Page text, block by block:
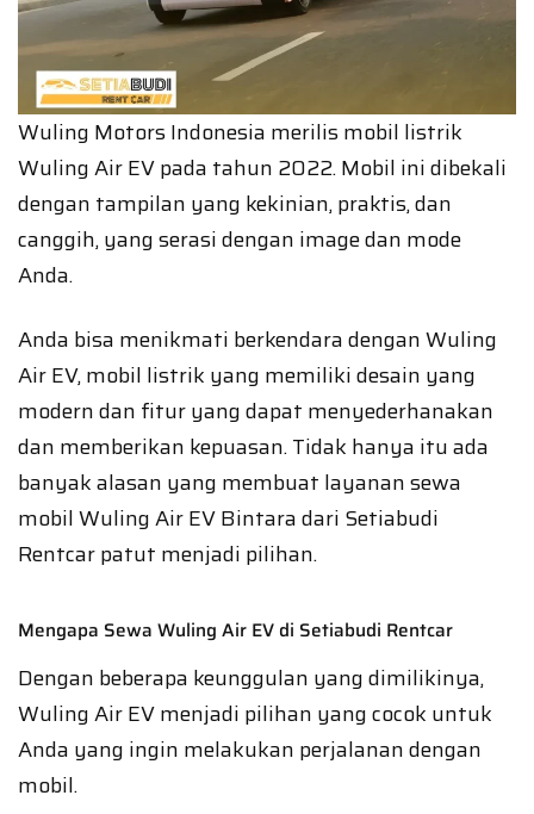
Wuling Motors Indonesia merilis mobil listrik
Wuling Air EV pada tahun 2022. Mobil ini dibekali
dengan tampilan yang kekinian, praktis, dan
canggih, yang serasi dengan image dan mode
Anda.
Anda bisa menikmati berkendara dengan Wuling
Air EV, mobil listrik yang memiliki desain yang
modern dan fitur yang dapat menyederhanakan
dan memberikan kepuasan. Tidak hanya itu ada
banyak alasan yang membuat layanan sewa
mobil Wuling Air EV Bintara dari Setiabudi
Rentcar patut menjadi pilihan.
Mengapa Sewa Wuling Air EV di Setiabudi Rentcar
Dengan beberapa keunggulan yang dimilikinya,
Wuling Air EV menjadi pilihan yang cocok untuk
Anda yang ingin melakukan perjalanan dengan
mobil.